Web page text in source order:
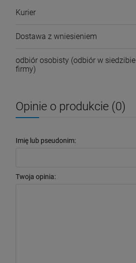
Kurier
Dostawa z wniesieniem
odbiór osobisty (odbiór w siedzibie
firmy)
Opinie o produkcie (0)
Imię lub pseudonim:
Twoja opinia: